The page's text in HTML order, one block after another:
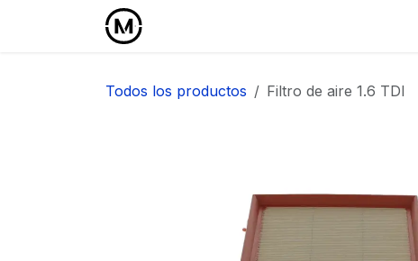
Todos los productos Filtro de aire 1.6 TDI